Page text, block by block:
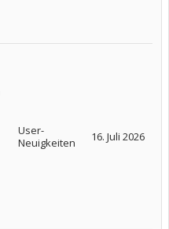
User-
Neuigkeiten
16. Juli 2026